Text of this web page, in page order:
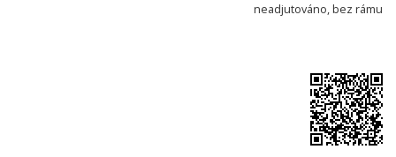
neadjutováno, bez rámu